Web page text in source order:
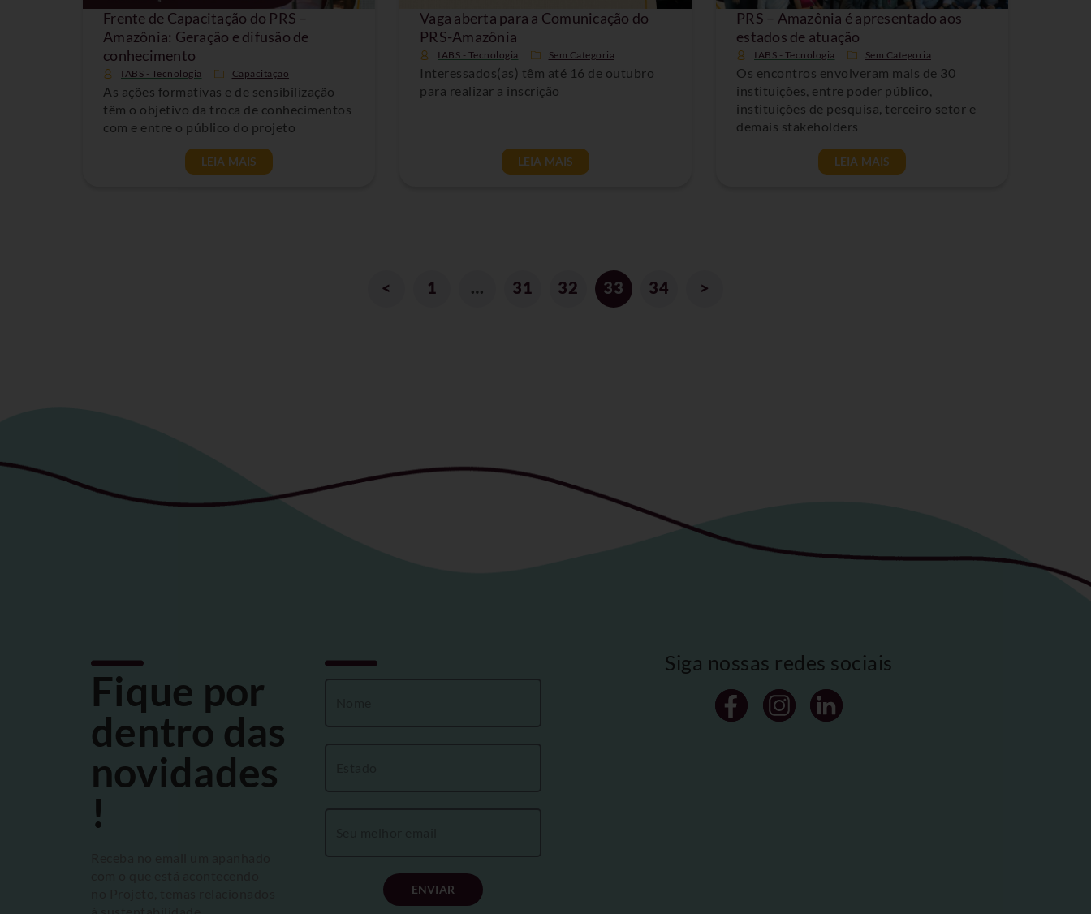
Frente de Capacitação do PRS –
Amazônia: Geração e difusão de
conhecimento
IABS - Tecnologia Capacitação
As ações formativas e de sensibilização
têm o objetivo da troca de conhecimentos
com e entre o público do projeto
LEIA MAIS
Vaga aberta para a Comunicação do
PRS-Amazônia
IABS - Tecnologia Sem Categoria
Interessados(as) têm até 16 de outubro
para realizar a inscrição
LEIA MAIS
PRS – Amazônia é apresentado aos
estados de atuação
IABS - Tecnologia Sem Categoria
Os encontros envolveram mais de 30
instituições, entre poder público,
instituições de pesquisa, terceiro setor e
demais stakeholders
LEIA MAIS
< 1 … 31 32 33 34 >
Fique por
dentro das
novidades
!
ENVIAR
Siga nossas redes sociais